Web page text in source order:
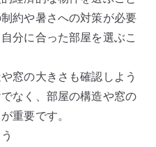
約や暑さへの対策が必要
分に合った部屋を選ぶこ
窓の大きさも確認しよう
なく、部屋の構造や窓の
重要です。